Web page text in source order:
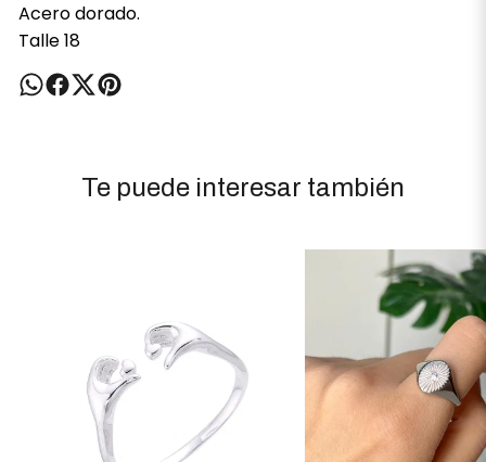
Acero dorado.
Talle 18
Te puede interesar también